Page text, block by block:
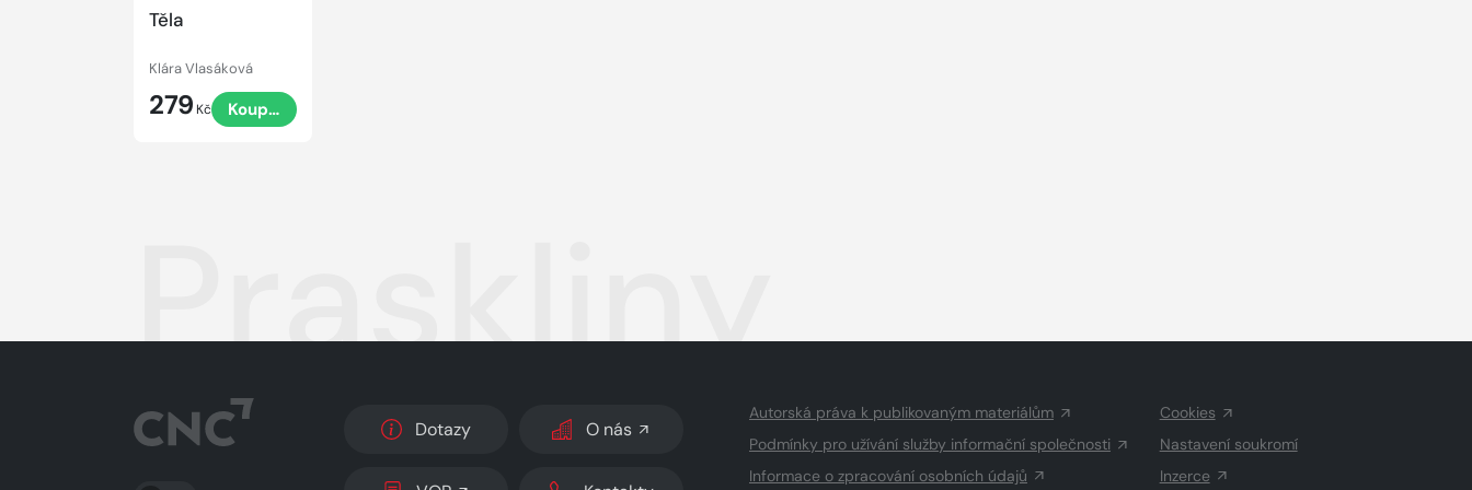
Těla
Klára Vlasáková
279 Kč Koupit
Praskliny
Dotazy O nás
Autorská práva k publikovaným materiálům
Podmínky pro užívání služby informační společnosti
Informace o zpracování osobních údajů
Cookies
Nastavení soukromí
Inzerce